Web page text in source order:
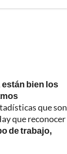
bien los
que son
que reconocer
de trabajo,